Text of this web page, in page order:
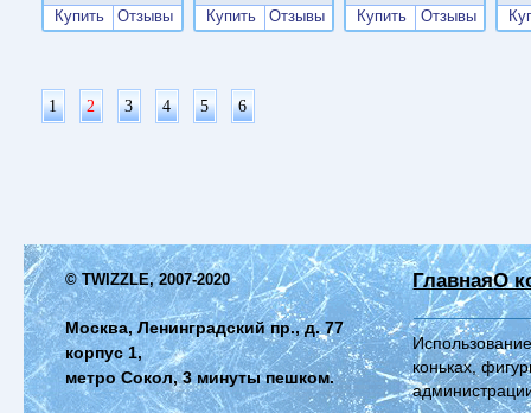
Купить
Отзывы
Купить
Отзывы
Купить
Отзывы
1 2 3 4 5 6
© TWIZZLE, 2007-2020
Москва, Ленинградский пр., д. 77
корпус 1,
метро Сокол, 3 минуты пешком.
ГлавнаяО
коньках,